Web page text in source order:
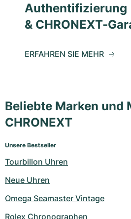
Authentifizierung
& CHRONEXT-
ERFAHREN SIE MEHR
Beliebte Marken und
CHRONEXT
Unsere Bestseller
Tourbillon Uhren
Neue Uhren
Omega Seamaster Vintage
Rolex Chronographen